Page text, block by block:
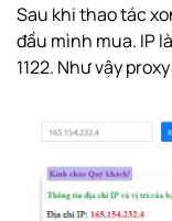
Sau khi thao tác
đầu mình mua. IP
1122. Như vậy